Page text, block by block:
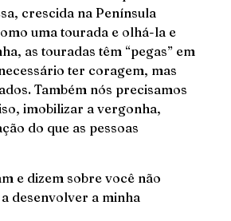
crescida na Península
uma tourada e olhá-la e
as touradas têm “pegas” em
ter coragem, mas
Também nós precisamos
imobilizar a vergonha,
do que as pessoas
e dizem sobre você não
desenvolver a minha